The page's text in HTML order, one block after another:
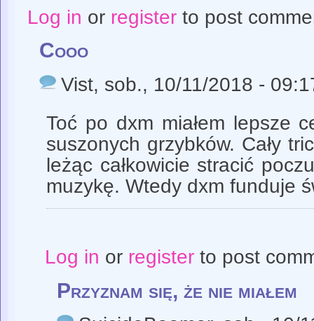
Log in or registerto post
Cooo
Vist, sob., 10/11/2018 -
Toć po dxm miałem lepsze
suszonych grzybków. Cały
leżąc całkowicie stracić
muzykę. Wtedy dxm funduje
Log in or registerto post
Przyznam się, że nie miałem